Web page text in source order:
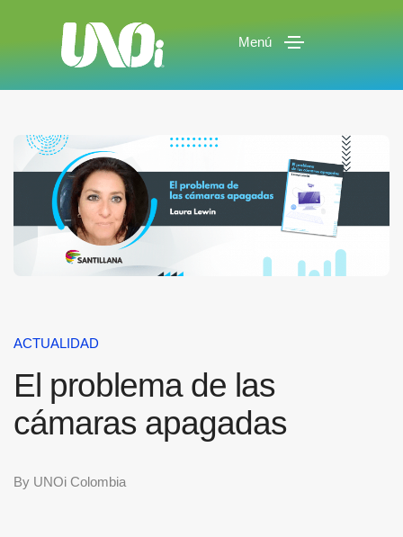
Menú
ACTUALIDAD
El problema de las
cámaras apagadas
By UNOi Colombia